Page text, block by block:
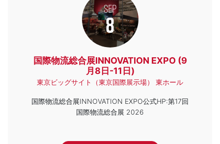
SEP
8
国際物流総合展INNOVATION EXPO (9
月8日-11日)
東京ビッグサイト（東京国際展示場） 東ホール
国際物流総合展INNOVATION EXPO公式HP:第17回
国際物流総合展 2026